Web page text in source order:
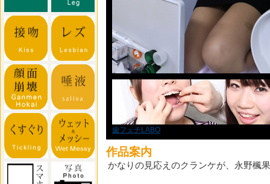
歯フェチLABO
作品案内
かなりの見応えのクランケが、永野楓